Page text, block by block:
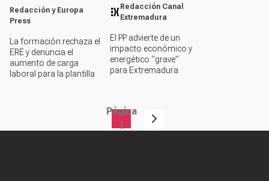
Redacción y Europa
Press
La formación rechaza el
ERE y denuncia el
aumento de carga
laboral para la plantilla
Redacción Canal
Extremadura
El PP advierte de un
impacto económico y
energético “grave”
para Extremadura
Página
1